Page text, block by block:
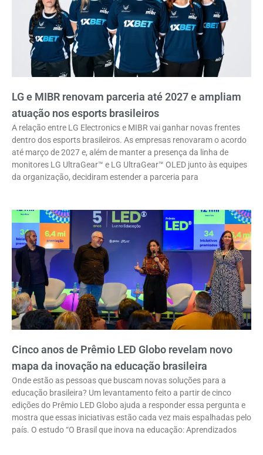
LG e MIBR renovam parceria até 2027 e ampliam
atuação nos esports brasileiros
A relação entre LG Electronics e MIBR vai ganhar novas frentes
dentro dos esports brasileiros. As empresas renovaram o acordo
até março de 2027 e, além de manter a presença da linha de
monitores LG UltraGear™ e LG UltraGear™ OLED junto às equipes
da organização, decidiram estender a parceria para
Cinco anos de Prêmio LED Globo revelam novo
mapa da inovação na educação brasileira
Onde estão as pessoas que buscam novas soluções para a
educação brasileira? Um levantamento feito a partir de cinco
edições do Prêmio LED Globo ajuda a responder essa pergunta e
mostra que essas iniciativas estão cada vez mais espalhadas pelo
país. O estudo “O Brasil que inova na educação: Aprendizados